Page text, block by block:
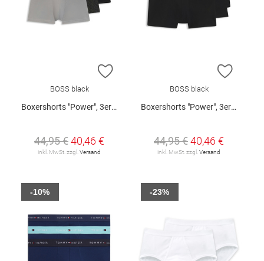
ZUR WUNSCHLISTE HINZUFÜGEN
BOSS black
Boxershorts "Power", 3er-Pack
44,95 €40,46 €
inkl. MwSt. zzgl.Versand
ZUR
BOSS black
Boxershorts "Power", 3er-Pack
44,95 €40,46 €
inkl. MwSt. zzgl.Versand
-10% -23%